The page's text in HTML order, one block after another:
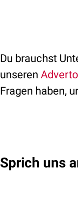
Du brauchst
unseren
Fragen haben,
Sprich uns